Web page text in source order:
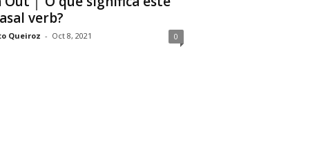
verb?
Queiroz - Oct 8, 2021 0